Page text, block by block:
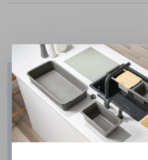
Cuisine
DÉCOUVREZ